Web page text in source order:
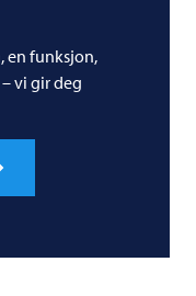
en funksjon,
vi gir deg